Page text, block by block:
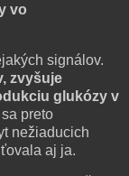
vo
signálov.
zvyšuje
glukózy v
preto
nežiaducich
aj ja.